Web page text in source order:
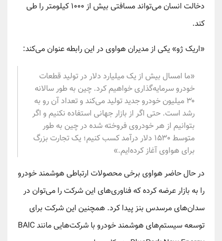
دخالت انسان می‌تواند مسافتی بیش از ۱۰۰۰ کیلومتر را طی
کند.
«اریک ژو» یکی از مدیران هواوی در این رابطه عنوان می‌کند:
«ما امسال بیش از یک میلیارد دلار در تولید قطعات
خودرو سرمایه‌گذاری خواهیم کرد. چین به طور سالانه
۳۰ میلیون خودرو جدید تولید می‌کند و تعداد آن رو به
رشد است. حتی اگر از بازار جهانی استفاده نکنیم و اگر
بتوانیم از هر خودروی فروخته شده در چین به طور
متوسط ۱۵۳۰ دلار درآمد کسب کنیم؛ یک تجارت بزرگ
برای هواوی آغاز کرده‌ایم.»
در حال حاضر هواوی برخی محصولات ارتباطی هوشمند خودرو
را به بازار عرضه کرده که فناوری‌های این شرکت را می‌توان در
سدان‌های مرسدس بنز پیدا کرد. همچنین این شرکت برای
توسعه سیستم‌های هوشمند خودرو با شرکت‌هایی مانند BAIC